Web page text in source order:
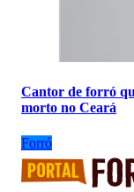
Cantor de forró
morto no Ceará
Forró